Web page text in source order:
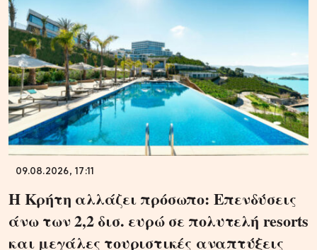
09.08.2026, 17:11
Η Κρήτη αλλάζει πρόσωπο: Επενδύσεις
άνω των 2,2 δισ. ευρώ σε πολυτελή resorts
και μεγάλες τουριστικές αναπτύξεις